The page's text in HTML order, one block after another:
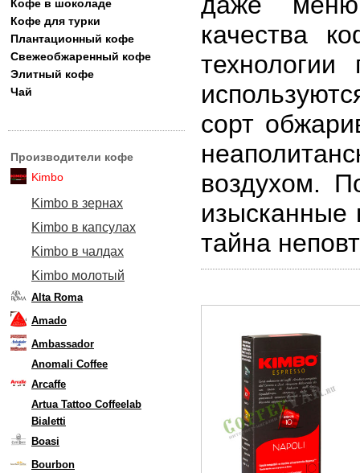
Кофе в шоколаде
Кофе для турки
Плантационный кофе
Свежеобжаренный кофе
Элитный кофе
Чай
Производители кофе
Kimbo
Kimbo в зернах
Kimbo в капсулах
Kimbo в чалдах
Kimbo молотый
Alta Roma
Amado
Ambassador
Anomali Coffee
Arcaffe
Artua Tattoo Coffeelab
Bialetti
Boasi
Bourbon
качества
сорт
воздухом.
изысканные
тайна